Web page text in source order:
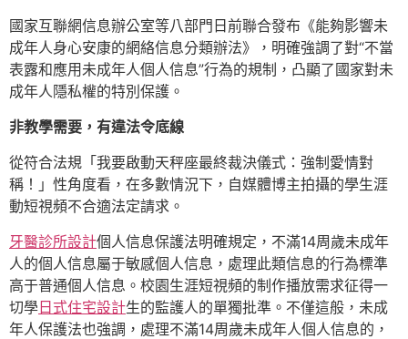
國家互聯網信息辦公室等八部門日前聯合發布《能夠影響未
成年人身心安康的網絡信息分類辦法》，明確強調了對“不當
表露和應用未成年人個人信息”行為的規制，凸顯了國家對未
成年人隱私權的特別保護。
非教學需要，有違法令底線
從符合法規「我要啟動天秤座最終裁決儀式：強制愛情對
稱！」性角度看，在多數情況下，自媒體博主拍攝的學生涯
動短視頻不合適法定請求。
牙醫診所設計個人信息保護法明確規定，不滿14周歲未成年
人的個人信息屬于敏感個人信息，處理此類信息的行為標準
高于普通個人信息。校園生涯短視頻的制作播放需求征得一
切學 日式住宅設計生的監護人的單獨批準。不僅這般，未成
年人保護法也強調，處理不滿14周歲未成年人個人信息的，